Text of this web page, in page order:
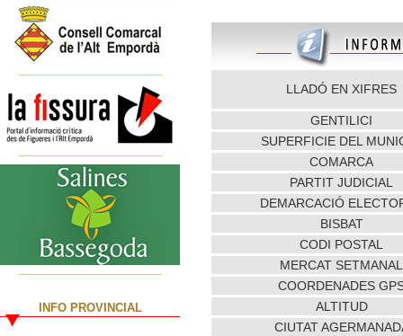
INFO PROVINCIAL
LLADÓ EN XIFRES
GENTILICI
SUPERFICIE DEL
COMARCA
PARTIT JUDICIAL
DEMARCACIÓ
BISBAT
CODI POSTAL
MERCAT SETMANAL
COORDENADES
ALTITUD
CIUTAT